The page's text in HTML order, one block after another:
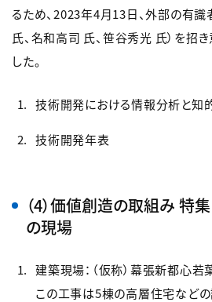
るため、2023年4月13日、外部の有識
氏、名和高司 氏、笹谷秀光 氏）を招
した。
技術開発における情報分析と知
技術開発年表
（4）価値創造の取組み 特
の現場
建築現場：（仮称）幕張新都心
この工事は5棟の高層住宅など